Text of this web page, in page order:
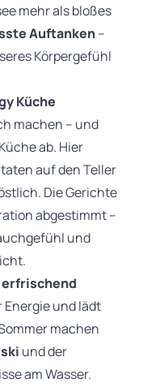
mehr als bloßes
Auftanken–
Körpergefühl
Küche
machen – und
ab. Hier
auf den Teller
Die Gerichte
abgestimmt –
und
erfrischend
Energie und lädt
machen
und der
am Wasser.